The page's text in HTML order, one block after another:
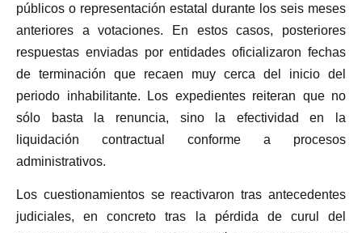
públicos o representación estatal durante los seis meses
anteriores a votaciones. En estos casos, posteriores
respuestas enviadas por entidades oficializaron fechas
de terminación que recaen muy cerca del inicio del
periodo inhabilitante. Los expedientes reiteran que no
sólo basta la renuncia, sino la efectividad en la
liquidación contractual conforme a procesos
administrativos.
Los cuestionamientos se reactivaron tras antecedentes
judiciales, en concreto tras la pérdida de curul del